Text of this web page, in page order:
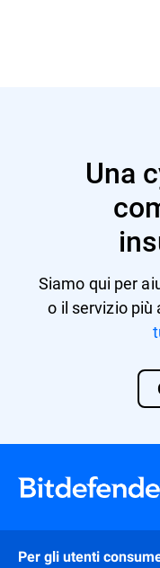
Una
Siamo qui per
o il servizio
Per gli utenti